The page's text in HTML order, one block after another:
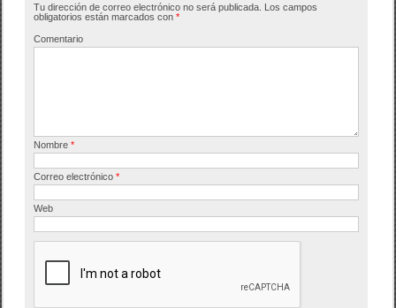
o
o
tir
Tu dirección de correo electrónico no será publicada. Los campos
obligatorios están marcados con*
Comentario
Nombre*
Correo electrónico*
Web